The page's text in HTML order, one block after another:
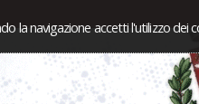
la navigazione accetti l'utilizzo dei